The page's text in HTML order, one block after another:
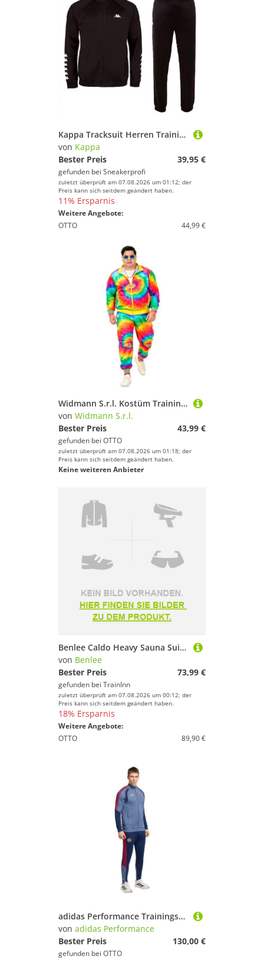
Kappa Tracksuit Herren Trainingsanzug Jogginganzug 303307 Caviar
von Kappa
Bester Preis
39,95 €
gefunden bei Sneakerprofi
zuletzt überprüft am 07.08.2026 um 01:12; der
Preis kann sich seitdem geändert haben.
11% Ersparnis
Weitere Angebote:
OTTO
44,99 €
Widmann S.r.l. Kostüm Trainingsanzug Batik in Plus Size für Erwachene
von Widmann S.r.l.
Bester Preis
43,99 €
gefunden bei OTTO
zuletzt überprüft am 07.08.2026 um 01:18; der
Preis kann sich seitdem geändert haben.
Keine weiteren Anbieter
Benlee Caldo Heavy Sauna Suit Schwarz 3XL
von Benlee
Bester Preis
73,99 €
gefunden bei TrainInn
zuletzt überprüft am 07.08.2026 um 00:12; der
Preis kann sich seitdem geändert haben.
18% Ersparnis
Weitere Angebote:
OTTO
89,90 €
adidas Performance Trainingsanzug FC Bayern München, Trainingsanzug Teamline, Herren, Blau
von adidas Performance
Bester Preis
130,00 €
gefunden bei OTTO